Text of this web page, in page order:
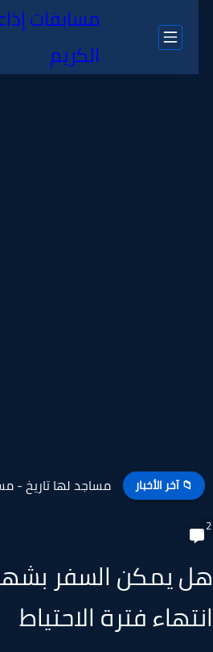
مسابقات
الكريم
📁 آخر الأخبار
يمكن السفر
فترة الاحتياط